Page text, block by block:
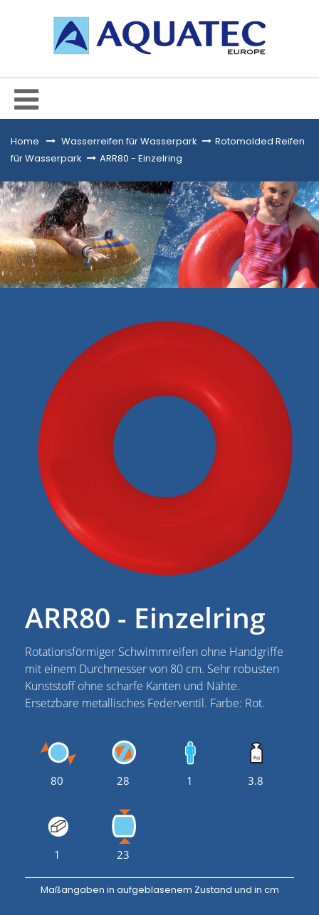
Home &gt;Wasserreifen für Wasserpark > Rotomolded Reifen
für Wasserpark > ARR80 - Einzelring
ARR80 - Einzelring
Rotationsförmiger Schwimmreifen ohne Handgriffe
mit einem Durchmesser von 80 cm. Sehr robusten
Kunststoff ohne scharfe Kanten und Nähte.
Ersetzbare metallisches Federventil. Farbe: Rot.
80 28 1 3.8
1 23
Maßangaben in aufgeblasenem Zustand und in cm